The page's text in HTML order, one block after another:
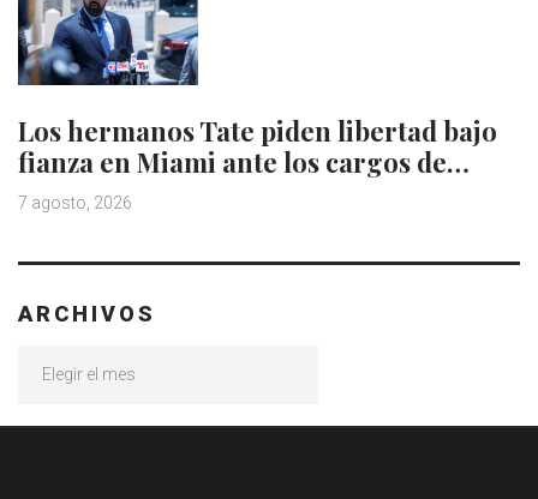
Los hermanos Tate piden libertad bajo
fianza en Miami ante los cargos de…
7 agosto, 2026
ARCHIVOS